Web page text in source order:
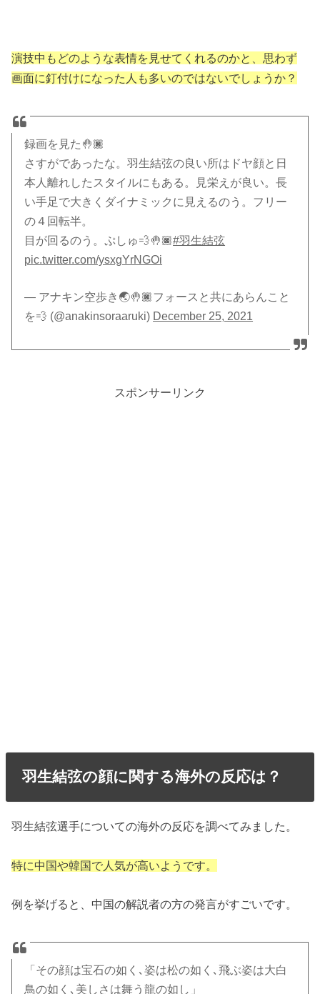
演技中もどのような表情を見せてくれるのかと、思わず
画面に釘付けになった人も多いのではないでしょうか？
録画を見た🤚🏿
さすがであったな。羽生結弦の良い所はドヤ顔と日
本人離れしたスタイルにもある。見栄えが良い。長
い手足で大きくダイナミックに見えるのう。フリー
の４回転半。
目が回るのう。ぷしゅ💨🤚🏿#羽生結弦
pic.twitter.com/ysxgYrNGOi
— アナキン空歩き🌏🤚🏿フォースと共にあらんこと
を💨 (@anakinsoraaruki) December 25, 2021
スポンサーリンク
羽生結弦の顔に関する海外の反応は？
羽生結弦選手についての海外の反応を調べてみました。
特に中国や韓国で人気が高いようです。
例を挙げると、中国の解説者の方の発言がすごいです。
「その顔は宝石の如く､姿は松の如く､飛ぶ姿は大白
鳥の如く､美しさは舞う龍の如し」